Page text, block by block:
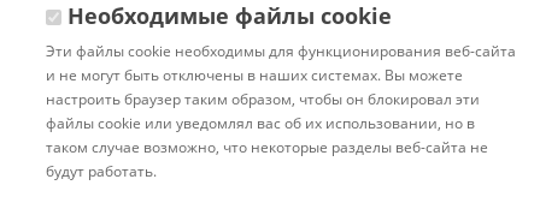
Необходимые файлы cookie
Эти файлы cookie необходимы для функционирования веб-сайта
и не могут быть отключены в наших системах. Вы можете
настроить браузер таким образом, чтобы он блокировал эти
файлы cookie или уведомлял вас об их использовании, но в
таком случае возможно, что некоторые разделы веб-сайта не
будут работать.